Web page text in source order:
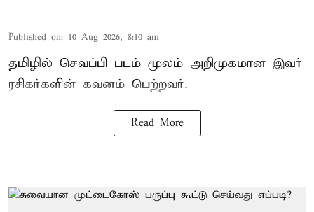
Published on: 10 Aug 2026, 8:10 am
தமிழில் செவப்பி படம் மூலம் அறிமுகமான இவர்
ரசிகர்களின் கவனம் பெற்றவர்.
Read More